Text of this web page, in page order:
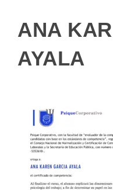
ANA
AYALA